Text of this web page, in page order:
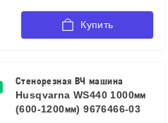
Купить
Стенорезная ВЧ машина
Husqvarna WS440 1000мм
(600-1200мм) 9676466-03